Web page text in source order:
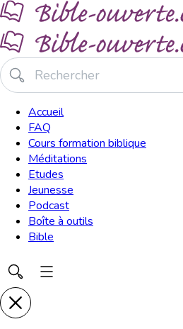
Accueil
FAQ
Cours formation biblique
Méditations
Etudes
Jeunesse
Podcast
Boîte à outils
Bible